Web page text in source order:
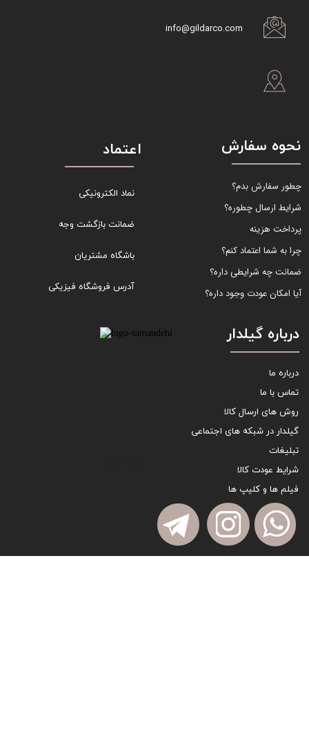
info@gildarco.com
نحوه سفارش
چطور سفارش بدم؟
شرایط ارسال چطوره؟
پرداخت هزینه
چرا به شما اعتماد کنم؟
ضمانت چه شرایطی داره؟
آیا امکان عودت وجود داره؟
اعتماد
نماد الکترونیکی
ضمانت بازگشت وجه
باشگاه مشتریان
آدرس فروشگاه فیزیکی
درباره گیلدار
درباره ما
تماس با ما
روش های ارسال کالا
گیلدار در شبکه های اجتماعی
تبلیغات
شرایط عودت کالا
فیلم ها و کلیپ ها